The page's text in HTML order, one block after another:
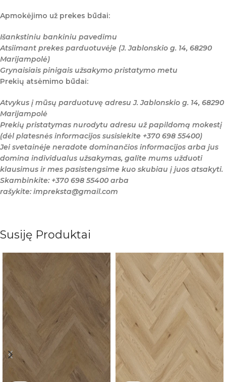
Apmokėjimo už prekes būdai:
Išankstiniu bankiniu pavedimu
Atsiimant prekes parduotuvėje (J. Jablonskio g. 14, 68290
Marijampolė)
Grynaisiais pinigais užsakymo pristatymo metu
Prekių atsėmimo būdai:
Atvykus į mūsų parduotuvę adresu J. Jablonskio g. 14, 68290
Marijampolė
Prekių pristatymas nurodytu adresu už papildomą mokestį
(dėl platesnės informacijos susisiekite +370 698 55400)
Jei svetainėje neradote dominančios informacijos arba jus
domina individualus užsakymas, galite mums užduoti
klausimus ir mes pasistengsime kuo skubiau į juos atsakyti.
Skambinkite: +370 698 55400 arba
rašykite: impreksta@gmail.com
Susiję Produktai